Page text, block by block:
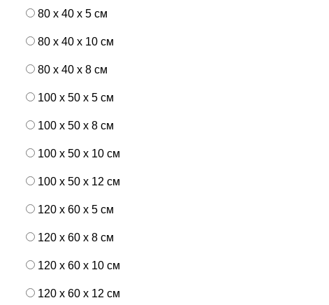
80 x 40 x 5 см
80 x 40 x 10 см
80 x 40 x 8 см
100 x 50 x 5 см
100 х 50 х 8 см
100 x 50 x 10 см
100 x 50 x 12 см
120 x 60 x 5 см
120 x 60 x 8 см
120 x 60 x 10 см
120 x 60 x 12 см